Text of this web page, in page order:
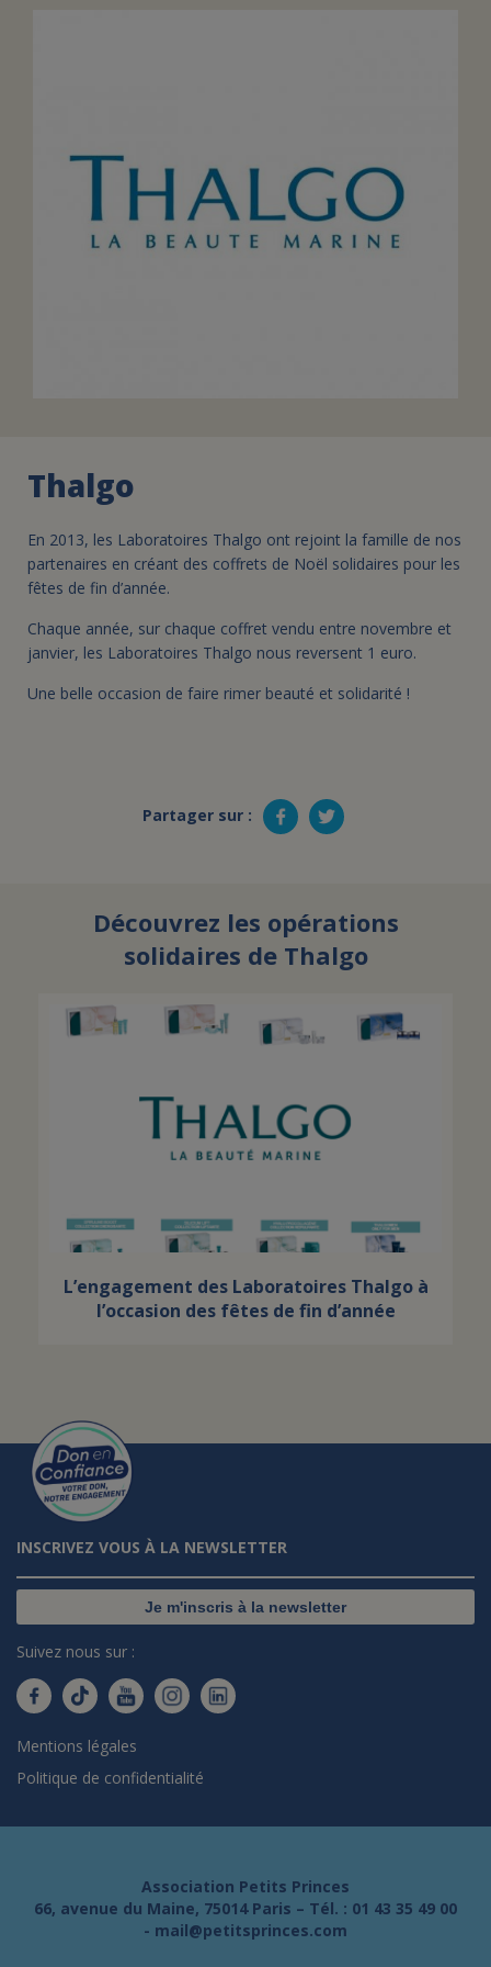
ESPACE PRESSE
Thalgo
En 2013, les Laboratoires Thalgo ont rejoint la famille de nos
partenaires en créant des coffrets de Noël solidaires pour les
fêtes de fin d’année.
Chaque année, sur chaque coffret vendu entre novembre et
janvier, les Laboratoires Thalgo nous reversent 1 euro.
Une belle occasion de faire rimer beauté et solidarité !
Partager sur :
Découvrez les opérations
solidaires de Thalgo
L’engagement des Laboratoires Thalgo à
l’occasion des fêtes de fin d’année
INSCRIVEZ VOUS À LA NEWSLETTER
Je m'inscris à la newsletter
Suivez nous sur :
Mentions légales
Politique de confidentialité
Association Petits Princes
66, avenue du Maine, 75014 Paris – Tél. : 01 43 35 49 00
- mail@petitsprinces.com